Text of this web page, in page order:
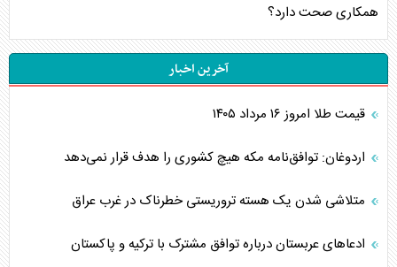
همکاری صحت دارد؟
آخرین اخبار
قیمت طلا امروز ۱۶ مرداد ۱۴۰۵
اردوغان: توافق‌نامه مکه هیچ کشوری را هدف قرار نمی‌دهد
متلاشی شدن یک هسته تروریستی خطرناک در غرب عراق
ادعاهای عربستان درباره توافق مشترک با ترکیه و پاکستان